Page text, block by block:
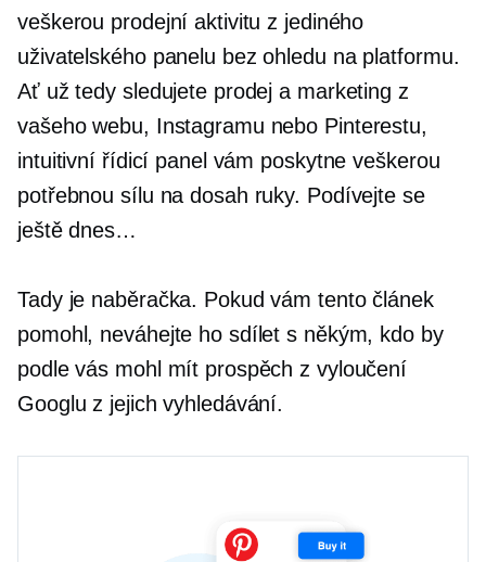
veškerou prodejní aktivitu z jediného
uživatelského panelu bez ohledu na platformu.
Ať už tedy sledujete prodej a marketing z
vašeho webu, Instagramu nebo Pinterestu,
intuitivní řídicí panel vám poskytne veškerou
potřebnou sílu na dosah ruky. Podívejte se
ještě dnes…
Tady je naběračka. Pokud vám tento článek
pomohl, neváhejte ho sdílet s někým, kdo by
podle vás mohl mít prospěch z vyloučení
Googlu z jejich vyhledávání.